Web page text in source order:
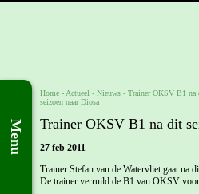
Menu
Home - Actueel - Nieuws - Trainer OKSV B1 na
seizoen naar Diosa
Trainer OKSV B1 na dit
27 feb 2011
Trainer Stefan van de Watervliet gaat na
De trainer verruild de B1 van OKSV